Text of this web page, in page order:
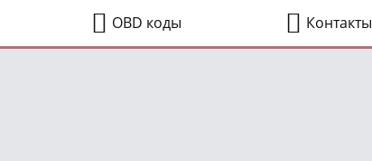
OBD коды Контакты